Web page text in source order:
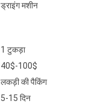
ड्राइंग मशीन
1 टुकड़ा
40$-100$
लकड़ी की पैकिंग
5-15 दिन